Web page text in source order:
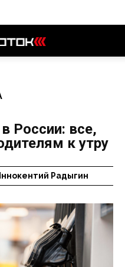
России: все,
к утру
Радыгин